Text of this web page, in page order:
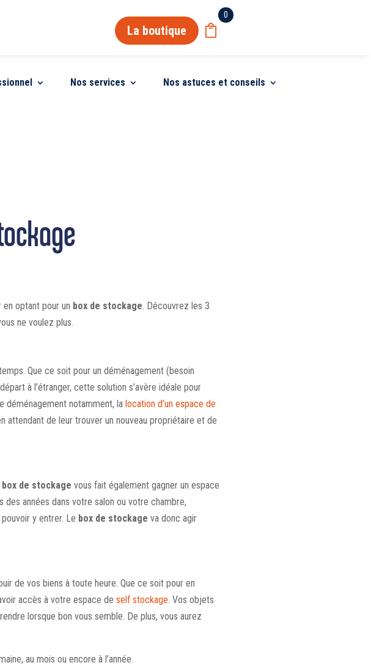
La boutique
0
Nos services Nos astuces et conseils
optant pour un box de stockage. Découvrez les 3
ne voulez plus.
Que ce soit pour un déménagement (besoin
à l’étranger, cette solution s’avère idéale pour
déménagement notamment, la location d’un espace de
attendant de leur trouver un nouveau propriétaire et de
box de stockage vous fait également gagner un espace
années dans votre salon ou votre chambre,
y entrer. Le box de stockage va donc agir
de vos biens à toute heure. Que ce soit pour en
accès à votre espace de self stockage. Vos objets
lorsque bon vous semble. De plus, vous aurez
au mois ou encore à l’année.